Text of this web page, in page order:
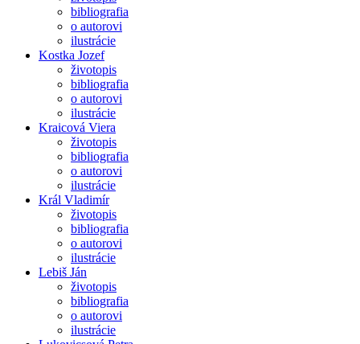
bibliografia
o autorovi
ilustrácie
Kostka Jozef
životopis
bibliografia
o autorovi
ilustrácie
Kraicová Viera
životopis
bibliografia
o autorovi
ilustrácie
Král Vladimír
životopis
bibliografia
o autorovi
ilustrácie
Lebiš Ján
životopis
bibliografia
o autorovi
ilustrácie